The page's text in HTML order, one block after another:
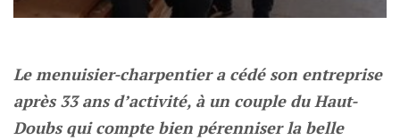
Le menuisier-charpentier a cédé son entreprise
après 33 ans d’activité, à un couple du Haut-
Doubs qui compte bien pérenniser la belle